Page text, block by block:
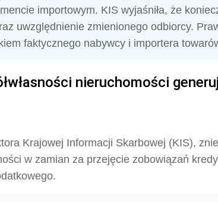
importowym. KIS wyjaśniła, że
uwzględnienie zmienionego odbiorcy.
faktycznego nabywcy i importera
nieruchomości
Krajowej Informacji Skarbowej (KIS),
w zamian za przejęcie zobowiązań